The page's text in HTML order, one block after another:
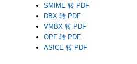
SMIME 转 PDF
DBX 转 PDF
VMBX 转 PDF
OPF 转 PDF
ASICE 转 PDF